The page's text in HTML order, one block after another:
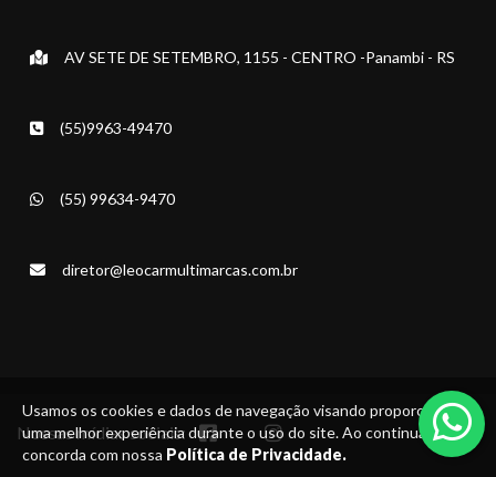
Usamos os cookies e dados de navegação visando proporcionar
uma melhor experiência durante o uso do site. Ao continuar, você
concorda com nossa Política de Privacidade.
AV SETE DE SETEMBRO, 1155 - CENTRO -Panambi - RS
(55)9963-49470
(55) 99634-9470
diretor@leocarmultimarcas.com.br
Nossas mídias sociais: